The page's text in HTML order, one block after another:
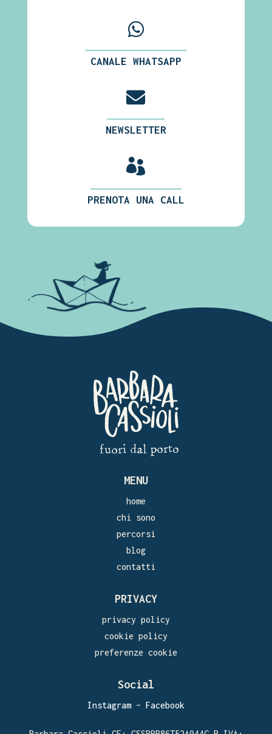

CANALE WHATSAPP

NEWSLETTER

PRENOTA UNA CALL
MENU
home
chi sono
percorsi
blog
contatti
PRIVACY
privacy policy
cookie policy
preferenze cookie
Social
Instagram– Facebook